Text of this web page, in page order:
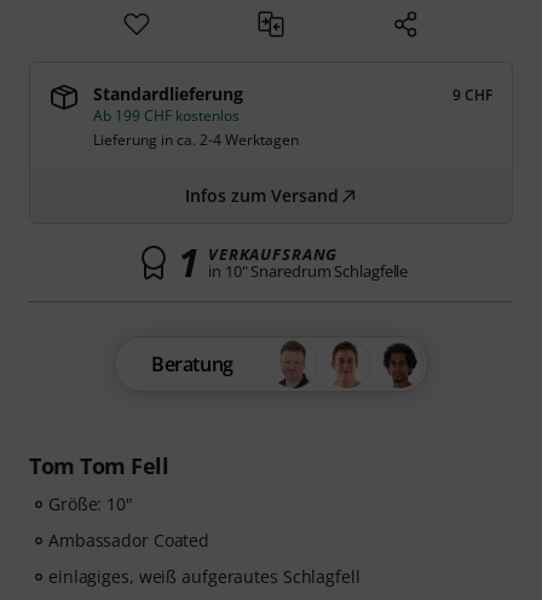
Tom Tom Fell
Größe: 10"
Ambassador Coated
einlagiges, weiß aufgerautes Schlagfell
Standardlieferung
9 CHF
Ab 199 CHF kostenlos
Lieferung in ca. 2-4 Werktagen
Infos zum Versand
1 VERKAUFSRANG
in 10" Snaredrum Schlagfelle
Beratung